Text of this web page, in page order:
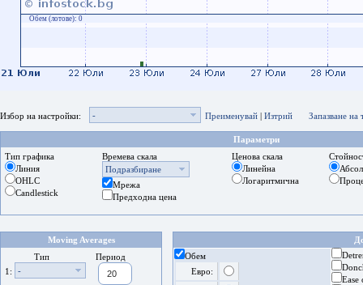
Обем (лотове): 0
Избор на настройки: - Преименувай | Изтрий Запазване на
Параметри
Тип графика
Линия
OHLC
Candlestick
Времева скала
Подразбиране
Мрежа
Предходна цена
Ценова скала
Линейна
Логаритмична
Moving Averages
Тип
Период
1:
-
Обем
Евро:
Ease